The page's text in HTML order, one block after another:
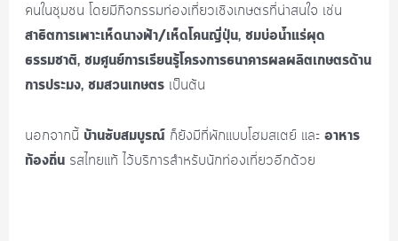
คนในชุมชน โดยมีกิจกรรมท่องเที่ยวเชิงเกษตรที่น่าสนใจ เช่น
สาธิตการเพาะเห็ดนางฟ้า/เห็ดโคนญี่ปุ่น, ชมบ่อน้ำแร่ผุด
ธรรมชาติ, ชมศูนย์การเรียนรู้โครงการธนาคารผลผลิตเกษตรด้าน
การประมง, ชมสวนเกษตรเป็นต้น
นอกจากนี้ บ้านซับสมบูรณ์ก็ยังมีที่พักแบบโฮมสเตย์ และ อาหาร
ท้องถิ่นรสไทยแท้ ไว้บริการสำหรับนักท่องเที่ยวอีกด้วย